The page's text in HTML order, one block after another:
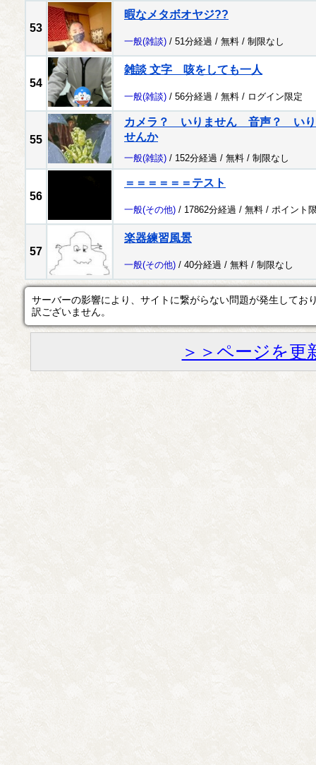
53
暇なメタボオヤジ??
一般(雑談) / 51分経過 / 無料 / 制限なし
54
雑談 文字 咳をしても一人
一般(雑談) / 56分経過 / 無料 / ログイン限定
55
カメラ？ いりません 音声？ いり
せんか
一般(雑談) / 152分経過 / 無料 / 制限なし
56
＝＝＝＝＝＝テスト
一般(その他) / 17862分経過 / 無料 / ポイント
57
楽器練習風景
一般(その他) / 40分経過 / 無料 / 制限なし
サーバーの影響により、サイトに繋がらない問題が発生してお
訳ございません。
＞＞ページを更